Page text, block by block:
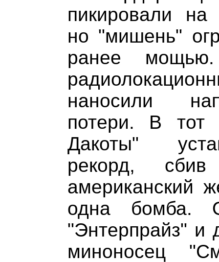
пикировали на
но "мишень"
ранее
наносили
потери. В тот
Дакоты"
рекорд,
американский
одна бомба.
"Энтерпрайз" и
миноносец